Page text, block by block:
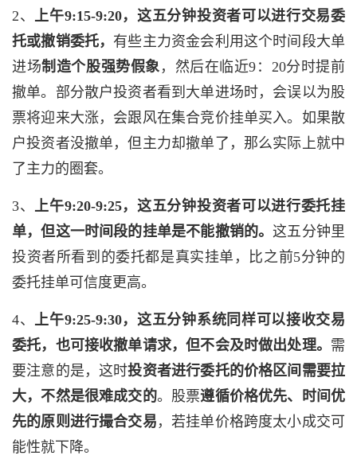
2、 上午9:15-9:20，这五分钟投资者可以进行交易委
托或撤销委托， 有些主力资金会利用这个时间段大单
进场制造个股强势假象 ，然后在临近9：20分时提前
撤单。部分散户投资者看到大单进场时，会误以为股
票将迎来大涨，会跟风在集合竞价挂单买入。如果散
户投资者没撤单，但主力却撤单了，那么实际上就中
了主力的圈套。
3、 上午9:20-9:25，这五分钟投资者可以进行委托挂
单，但这一时间段的挂单是不能撤销的。这五分钟里
投资者所看到的委托都是真实挂单，比之前5分钟的
委托挂单可信度更高。
4、 上午9:25-9:30，这五分钟系统同样可以接收交易
委托，也可接收撤单请求，但不会及时做出处理。 需
要注意的是，这时投资者进行委托的价格区间需要拉
大，不然是很难成交的。股票遵循价格优先、时间优
先的原则进行撮合交易 ，若挂单价格跨度太小成交可
能性就下降。